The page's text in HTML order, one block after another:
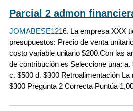
Parcial 2 admon
JOMABESE1216. La empresa XXX
presupuestos: Precio de venta
costo variable unitario $200.Con las
de contribución es Seleccione una:
c. $500 d. $300 Retroalimentación
$300 Pregunta 2 Correcta Puntúa 1,00